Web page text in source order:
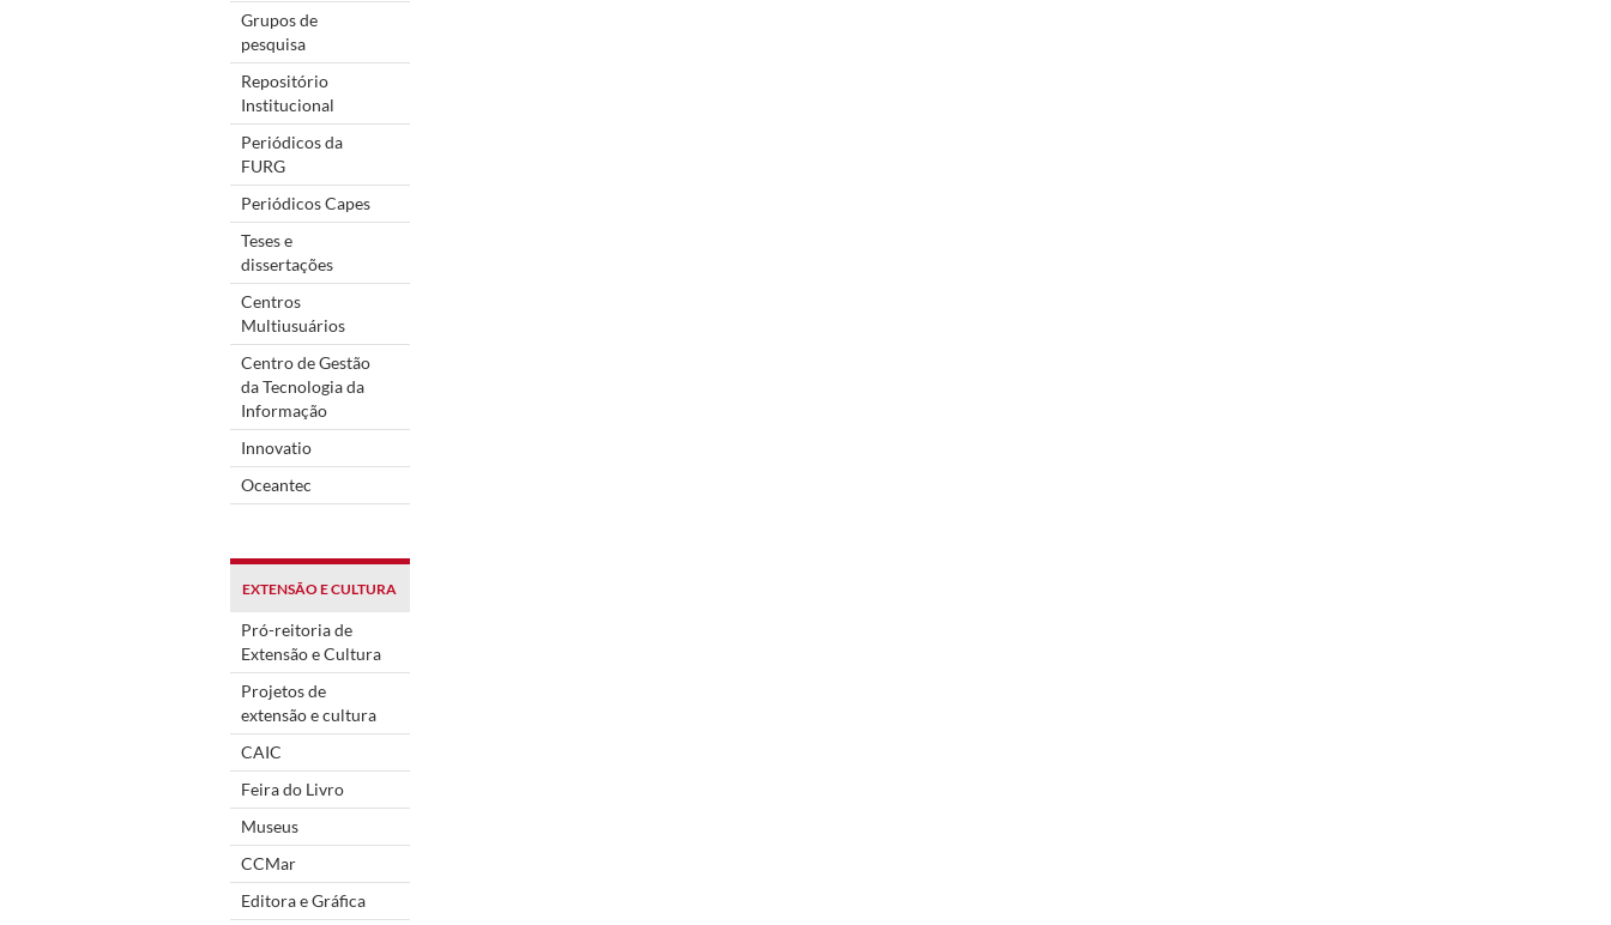
Grupos de
pesquisa
Repositório
Institucional
Periódicos da
FURG
Periódicos Capes
Teses e
dissertações
Centros
Multiusuários
Centro de Gestão
da Tecnologia da
Informação
Innovatio
Oceantec
EXTENSÃO E CULTURA
Pró-reitoria de
Extensão e Cultura
Projetos de
extensão e cultura
CAIC
Feira do Livro
Museus
CCMar
Editora e Gráfica